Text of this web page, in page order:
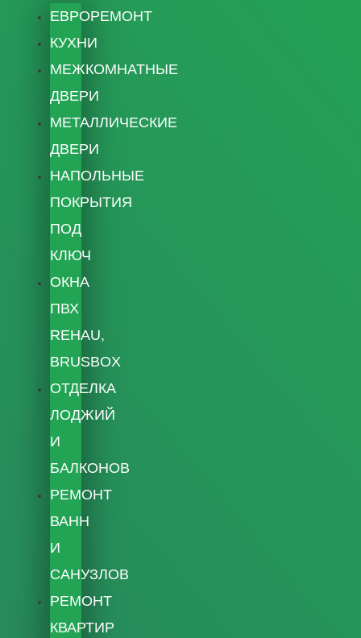
ЕВРОРЕМОНТ
КУХНИ
МЕЖКОМНАТНЫЕ
ДВЕРИ
МЕТАЛЛИЧЕСКИЕ
ДВЕРИ
НАПОЛЬНЫЕ
ПОКРЫТИЯ
ПОД
КЛЮЧ
ОКНА
ПВХ
REHAU,
BRUSBOX
ОТДЕЛКА
ЛОДЖИЙ
И
БАЛКОНОВ
РЕМОНТ
ВАНН
И
САНУЗЛОВ
РЕМОНТ
КВАРТИР